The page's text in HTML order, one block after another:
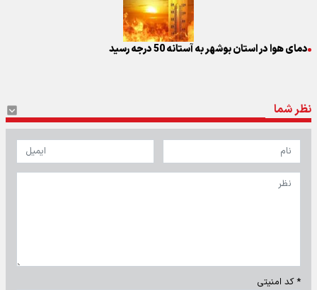
دمای هوا در استان بوشهر به آستانه 50 درجه رسید
نظر شما
* کد امنیتی